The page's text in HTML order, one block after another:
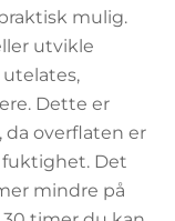
mulig.
utvikle
Dette er
da overflaten er
Det
mindre på